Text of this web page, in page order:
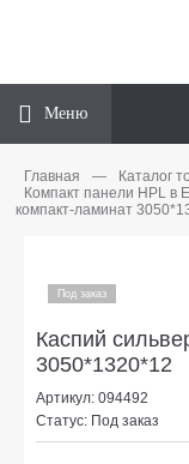
Меню
Главная — Каталог
Компакт панели HPL в
компакт-ламинат
Под заказ
Каспий
3050*1320*12
Артикул: 094492
Статус: Под заказ